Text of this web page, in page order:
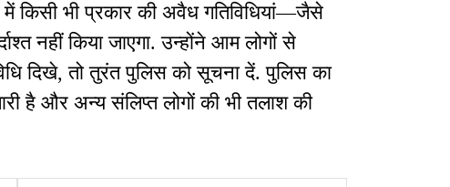
में किसी भी प्रकार की अवैध गतिविधियां—जैसे
नहीं किया जाएगा. उन्होंने आम लोगों से
दिखे, तो तुरंत पुलिस को सूचना दें. पुलिस का
है और अन्य संलिप्त लोगों की भी तलाश की